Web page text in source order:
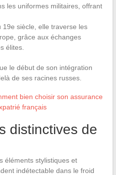
les uniformes militaires, offrant
19e siècle, elle traverse les
grâce aux échanges
élites.
le début de son intégration
de ses racines russes.
bien choisir son assurance
français
distinctives de
éléments stylistiques et
indétectable dans le froid